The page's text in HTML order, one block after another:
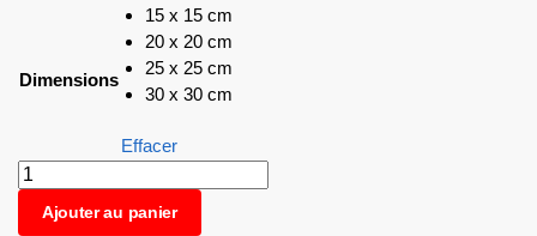
Dimensions
15 x 15 cm
20 x 20 cm
25 x 25 cm
30 x 30 cm
Effacer
Ajouter au panier